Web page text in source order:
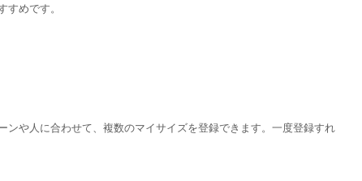
めです。
や人に合わせて、複数のマイサイズを登録できます。一度登録すれ